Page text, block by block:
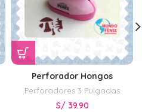
Perforador Hongos
Perforadores 3 Pulgadas
S/ 39.90